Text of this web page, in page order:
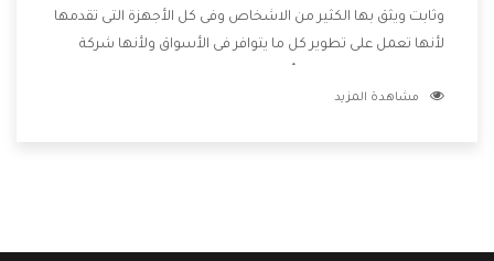
وثابت ويثق بها الكثير من الاشخاص وفى كل الأجهزة التى تقدمها
لأنها تعمل على تطوير كل ما يتوافر فى الأسواق ولأنها شركة
وتقدم للعملاء أقوى العروض والخصومات التى تسهل على
مشاهدة المزيد